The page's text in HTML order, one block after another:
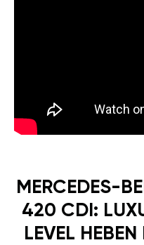
MERCEDES-
420 CDI:
LEVEL